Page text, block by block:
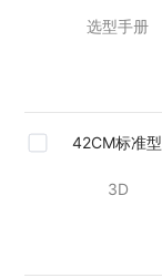
选型手册
42CM标准
3D